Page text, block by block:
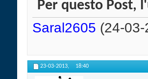
Per questo Post,
Saral2605 (24-
23-03-2013, 18:40